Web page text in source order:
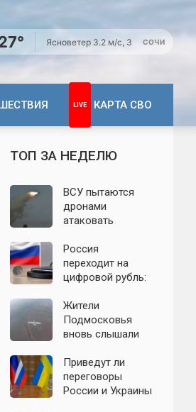
Ясноветер 3.2 м/с, З СОЧИ
КАРТА СВО
ТОП ЗА НЕДЕЛЮ
ВСУ пытаются
дронами
атаковать
Крыма: свежие
подробности
налёта на
06.08.2026
Россия
переходит на
цифровой рубль:
систему сравнили
с моделью СССР
Жители
Подмосковья
вновь слышали
что известно об
отражении
налёта БПЛА в
Приведут ли
переговоры
России и Украины